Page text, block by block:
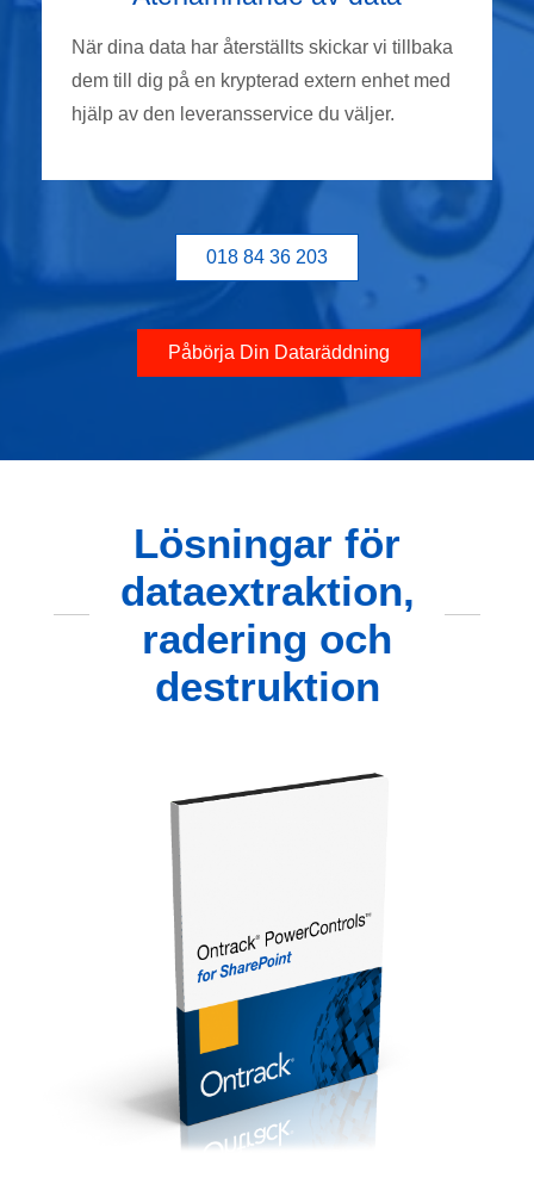
När dina data har återställts skickar vi tillbaka
dem till dig på en krypterad extern enhet med
hjälp av den leveransservice du väljer.
018 84 36 203
Påbörja Din Dataräddning
Lösningar för
dataextraktion,
radering och
destruktion